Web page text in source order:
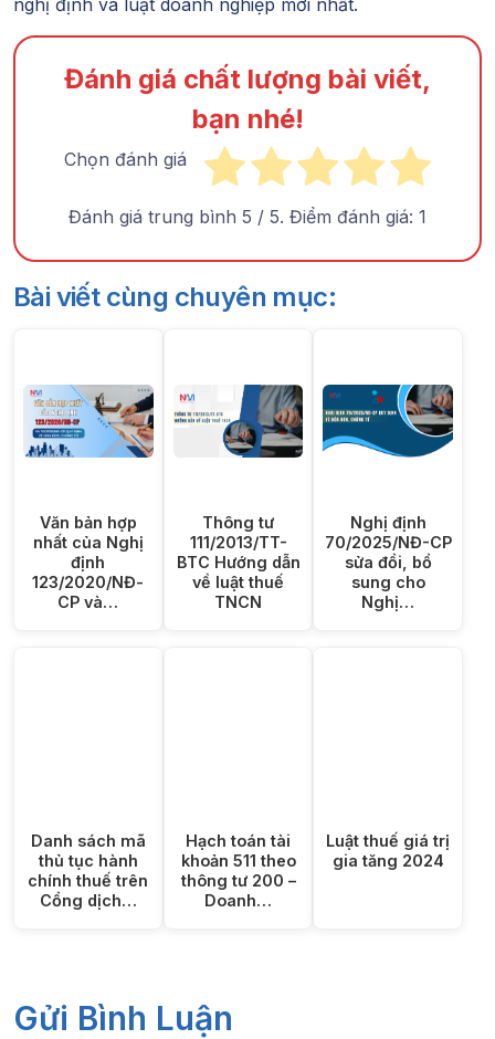
Đánh giá chất lượng bài viết,
bạn nhé!
Chọn đánh giá
Đánh giá trung bình 5 / 5. Điểm đánh giá: 1
Bài viết cùng chuyên mục:
Văn bản hợp
nhất của Nghị
định
123/2020/NĐ-
CP và…
Thông tư
111/2013/TT-
BTC Hướng dẫn
về luật thuế
TNCN
Nghị định
70/2025/NĐ-CP
sửa đổi, bổ
sung cho
Nghị…
Danh sách mã
thủ tục hành
chính thuế trên
Cổng dịch…
Hạch toán tài
khoản 511 theo
thông tư 200 –
Doanh…
Luật thuế giá trị
gia tăng 2024
Gửi Bình Luận